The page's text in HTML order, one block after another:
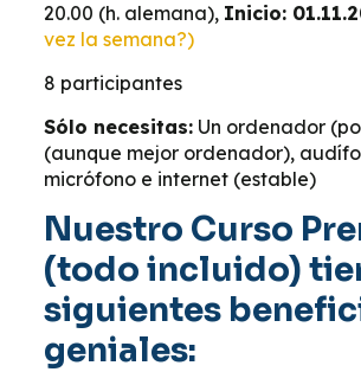
20.00 (h. alemana), Inicio:
vez la semana?)
8 participantes
Sólo necesitas:Un ordenador
(aunque mejor ordenador),
micrófono e internet (estable)
Nuestro Curso
(todo incluido)
siguientes
geniales: